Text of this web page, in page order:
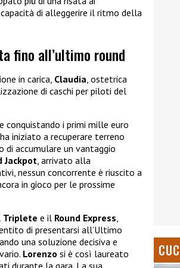
di alleggerire il ritmo della
fino all’ultimo round
in carica, Claudia , ostetrica
di caschi per piloti del
conquistando i primi mille euro
iniziato a recuperare terreno
di accumulare un vantaggio
Jackpot , arrivato alla
nessun concorrente è riuscito a
in gioco per le prossime
Triplete e il Round Express
di presentarsi all’Ultimo
una soluzione decisiva e
Lorenzo si è così laureato
durante la gara. La sua